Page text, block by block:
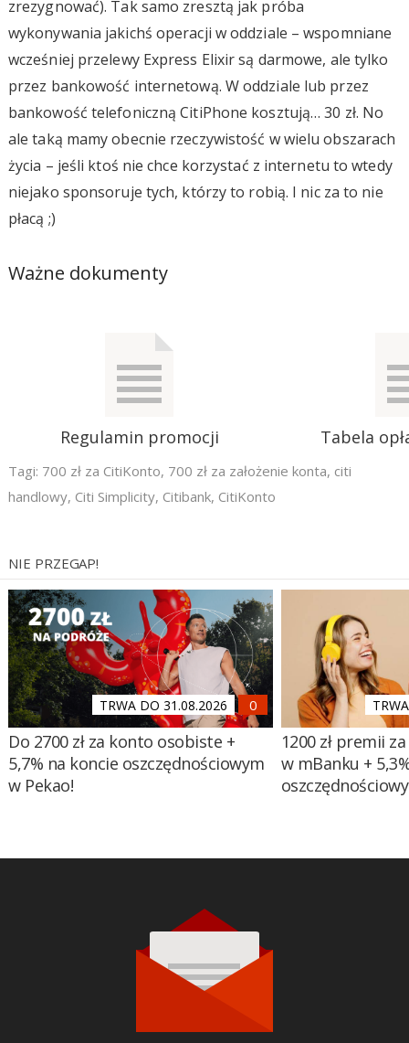
zrezygnować). Tak samo zresztą jak próba
wykonywania jakichś operacji w oddziale – wspomniane
wcześniej przelewy Express Elixir są darmowe, ale tylko
przez bankowość internetową. W oddziale lub przez
bankowość telefoniczną CitiPhone kosztują… 30 zł. No
ale taką mamy obecnie rzeczywistość w wielu obszarach
życia – jeśli ktoś nie chce korzystać z internetu to wtedy
niejako sponsoruje tych, którzy to robią. I nic za to nie
płacą ;)
Ważne dokumenty
Regulamin promocji Tabela
Tagi: 700 zł za CitiKonto, 700 zł za założenie konta, citi
handlowy, Citi Simplicity, Citibank, CitiKonto
NIE PRZEGAP!
TRWA DO 31.08.2026
Do 2700 zł za konto osobiste +
5,7% na koncie oszczędnościowym
w Pekao!
1200 zł premii
w mBanku +